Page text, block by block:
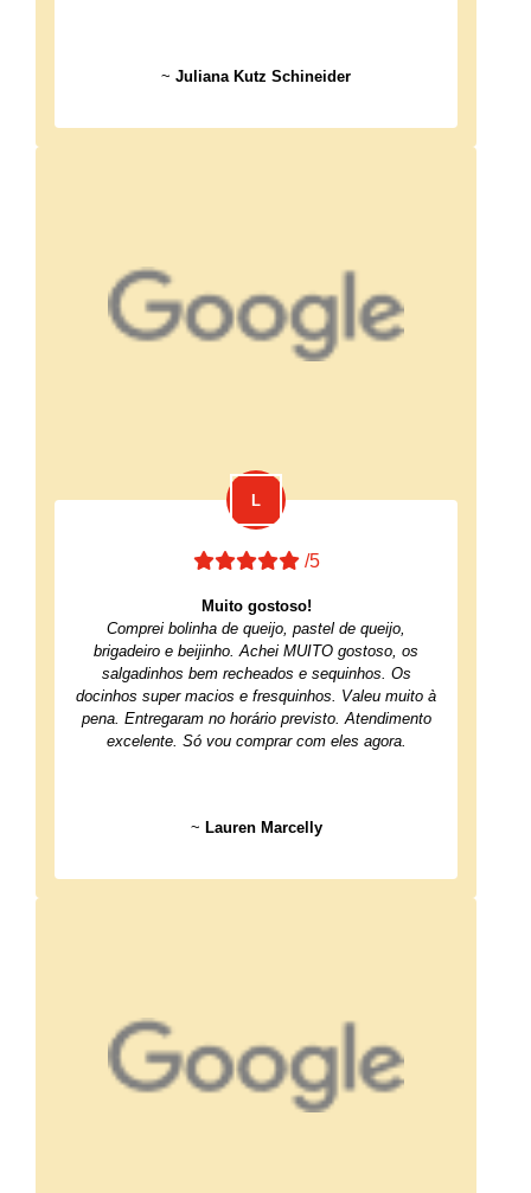
~ Juliana Kutz Schineider
/5
Muito gostoso!
Comprei bolinha de queijo, pastel de queijo,
brigadeiro e beijinho. Achei MUITO gostoso, os
salgadinhos bem recheados e sequinhos. Os
docinhos super macios e fresquinhos. Valeu muito à
pena. Entregaram no horário previsto. Atendimento
excelente. Só vou comprar com eles agora.
~ Lauren Marcelly